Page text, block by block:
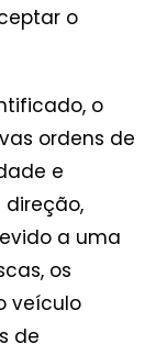
o
o
ordens de
e
a uma
os
veículo
de